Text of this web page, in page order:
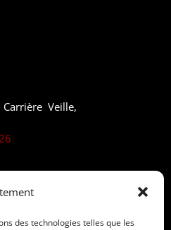
des technologies telles que les
Veille,